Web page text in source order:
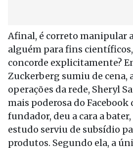
Afinal, é correto manipular
alguém para fins científicos,
concorde explicitamente?
Zuckerberg sumiu de cena,
operações da rede, Sheryl
mais poderosa do Facebook
fundador, deu a cara a
estudo serviu de subsídio
produtos. Segundo ela, a